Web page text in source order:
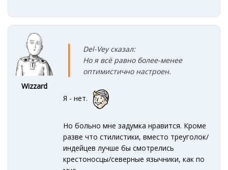
Wizzard
Del-Vey сказал:
Но я всё равно более-менее
оптимистично настроен.
Я - нет.
Но больно мне задумка нравится. Кроме
разве что стилистики, вместо треуголок/
индейцев лучше бы смотрелись
крестоносцы/северные язычники, как по